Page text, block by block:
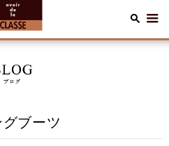
ブーツ